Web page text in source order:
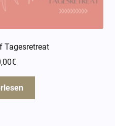
Tagesretreat
€